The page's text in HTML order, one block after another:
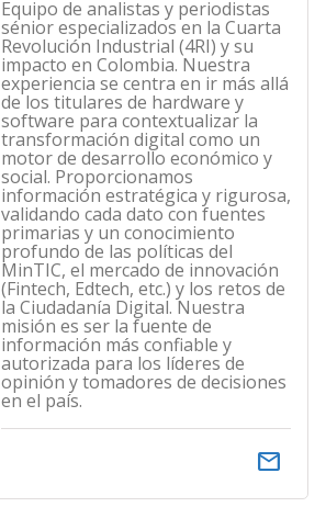
Equipo de analistas y periodistas
sénior especializados en la Cuarta
Revolución Industrial (4RI) y su
impacto en Colombia. Nuestra
experiencia se centra en ir más allá
de los titulares de hardware y
software para contextualizar la
transformación digital como un
motor de desarrollo económico y
social. Proporcionamos
información estratégica y rigurosa,
validando cada dato con fuentes
primarias y un conocimiento
profundo de las políticas del
MinTIC, el mercado de innovación
(Fintech, Edtech, etc.) y los retos de
la Ciudadanía Digital. Nuestra
misión es ser la fuente de
información más confiable y
autorizada para los líderes de
opinión y tomadores de decisiones
en el país.
email